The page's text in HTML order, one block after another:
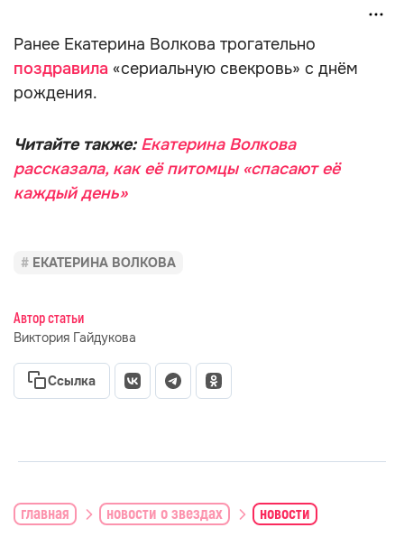
Ранее Екатерина Волкова трогательно
поздравила «сериальную свекровь» с днём
рождения.
Читайте также: Екатерина Волкова
рассказала, как её питомцы «спасают её
каждый день»
ЕКАТЕРИНА ВОЛКОВА
Автор статьи
Виктория Гайдукова
Ссылка
главная новости о звездах новости